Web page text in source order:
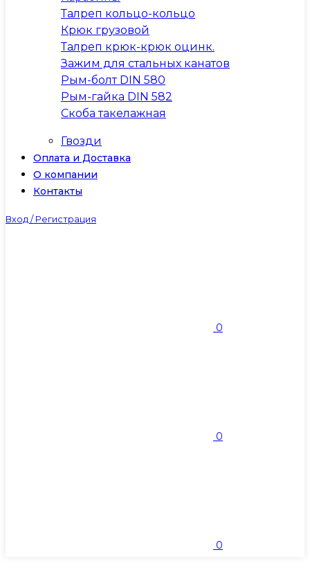
Талреп кольцо-кольцо
Крюк грузовой
Талреп крюк-крюк оцинк.
Зажим для стальных канатов
Рым-болт DIN 580
Рым-гайка DIN 582
Скоба такелажная
Гвозди
Оплата и Доставка
О компании
Контакты
Вход / Регистрация
0
0
0